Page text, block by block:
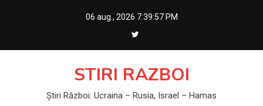
06 aug., 2026 7:39:58 PM
STIRI RAZBOI
Știri Război: Ucraina – Rusia, Israel – Hamas